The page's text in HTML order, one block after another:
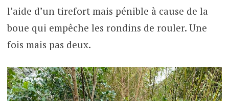
l’aide d’un tirefort mais pénible à cause de la
boue qui empêche les rondins de rouler. Une
fois mais pas deux.